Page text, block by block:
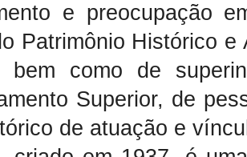
e preocupação
Patrimônio Histórico
bem como de
Superior, de
de atuação e